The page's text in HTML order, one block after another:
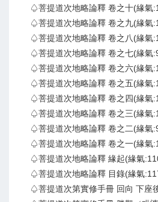
♤菩提道次地略論釋 卷之十(緣氣
♤菩提道次地略論釋 卷之九(緣氣
♤菩提道次地略論釋 卷之八(緣氣
♤菩提道次地略論釋 卷之七(緣氣
♤菩提道次地略論釋 卷之六(緣氣
♤菩提道次地略論釋 卷之五(緣氣
♤菩提道次地略論釋 卷之四(緣氣
♤菩提道次地略論釋 卷之三(緣氣
♤菩提道次地略論釋 卷之二(緣氣
♤菩提道次地略論釋 卷之一(緣氣
♤菩提道次地略論釋 緣起(緣氣
♤菩提道次地略論釋 目錄(緣氣
♤菩提道次第實修手冊 回向 下座